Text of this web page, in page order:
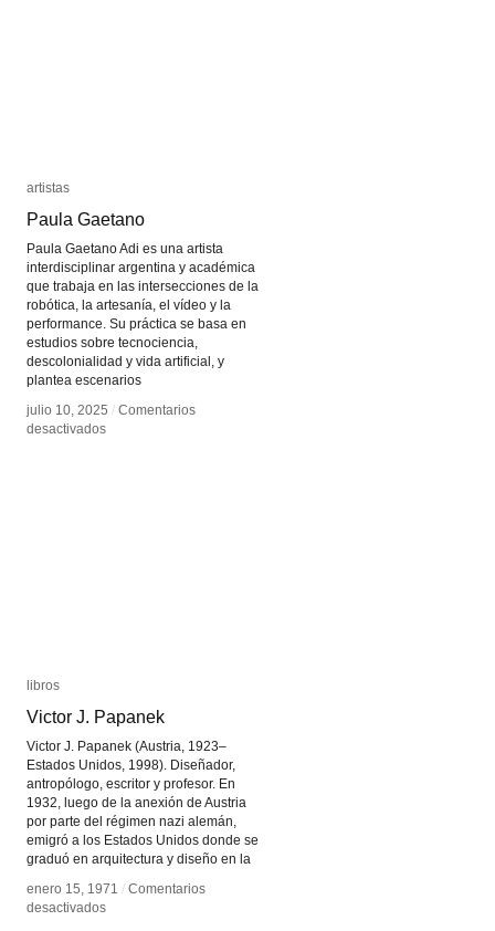
artistas
Paula Gaetano
Paula Gaetano Adi es una artista
interdisciplinar argentina y académica
que trabaja en las intersecciones de la
robótica, la artesanía, el vídeo y la
performance. Su práctica se basa en
estudios sobre tecnociencia,
descolonialidad y vida artificial, y
plantea escenarios
julio 10, 2025 / Comentarios
desactivadosen
artistas
Paula Gaetano
julio 10, 2025 / Comentarios
desactivadosen
libros
Victor J. Papanek
Victor J. Papanek (Austria, 1923–
Estados Unidos, 1998). Diseñador,
antropólogo, escritor y profesor. En
1932, luego de la anexión de Austria
por parte del régimen nazi alemán,
emigró a los Estados Unidos donde se
graduó en arquitectura y diseño en la
enero 15, 1971 / Comentarios
desactivadosen
libros
Victor J. Papanek
enero 15, 1971 / Comentarios
desactivadosen